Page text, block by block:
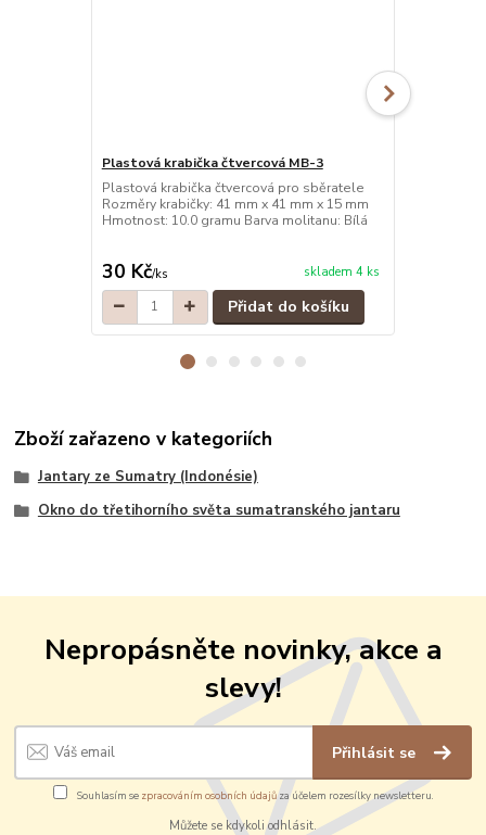
Plastová krabička čtvercová MB-3
Plastová krabička čtvercová pro sběratele
Rozměry krabičky: 41 mm x 41 mm x 15 mm
Hmotnost: 10.0 gramu Barva molitanu: Bílá
30 Kč/ks skladem 4 ks
Přidat do košíku
Zboží zařazeno v kategoriích
Jantary ze Sumatry (Indonésie)
Okno do třetihorního světa sumatranského jantaru
Nepropásněte novinky, akce a
slevy!
Přihlásit se
Souhlasím se zpracováním osobních údajůza účelem rozesílky newsletteru.
Můžete se kdykoli odhlásit.